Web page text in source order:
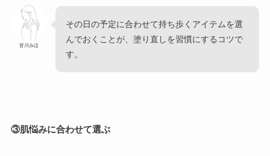
皆川みほ
その日の予定に合わせて持ち歩くアイテムを選
んでおくことが、塗り直しを習慣にするコツで
す。
③肌悩みに合わせて選ぶ